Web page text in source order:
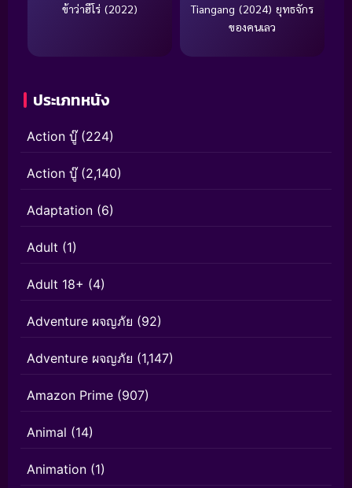
ข้าว่าฮีโร่ (2022)
Tiangang (2024) ยุทธจักร
ของคนเลว
ประเภทหนัง
Action บู๊(224)
Action บู๊(2,140)
Adaptation (6)
Adult (1)
Adult 18+ (4)
Adventure ผจญภัย (92)
Adventure ผจญภัย (1,147)
Amazon Prime (907)
Animal (14)
Animation (1)